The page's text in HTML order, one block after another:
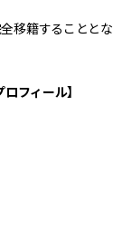
移籍することとな
フィール】